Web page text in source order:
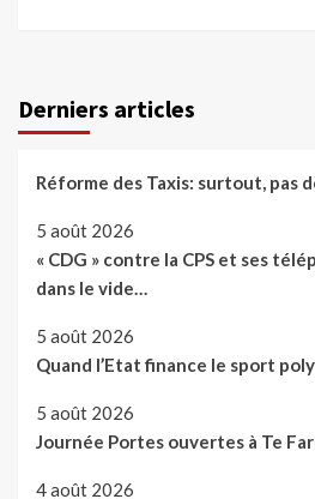
Derniers articles
Réforme des Taxis: surtout, pas
5 août 2026
« CDG » contre la CPS et ses
dans le vide…
5 août 2026
Quand l’Etat finance le sport
5 août 2026
Journée Portes ouvertes à Te
4 août 2026